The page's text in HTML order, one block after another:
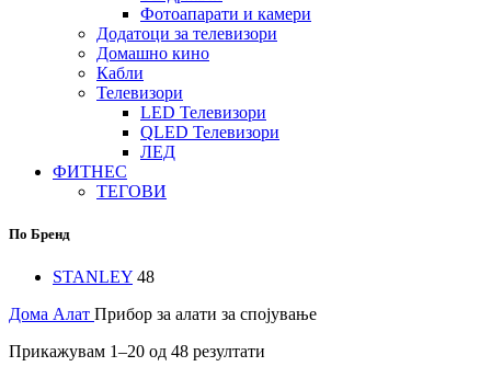
Фотоапарати и камери
Додатоци за телевизори
Домашно кино
Кабли
Телевизори
LED Телевизори
QLED Телевизори
ЛЕД
ФИТНЕС
ТЕГОВИ
По Бренд
STANLEY 48
Дома Алат Прибор за алати за спојување
Прикажувам 1–20 од 48 резултати